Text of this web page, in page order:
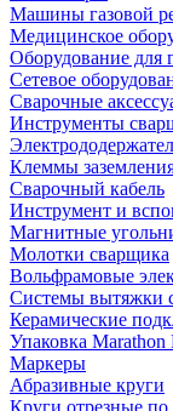
Машины газовой
Медицинское
Оборудование для
Сетевое
Сварочные
Инструменты
Клеммы
Сварочный кабель
Инструмент и
Магнитные
Молотки сварщика
Вольфрамовые
Системы вытяжки
Керамические
Упаковка Marathon
Маркеры
Абразивные круги
Круги отрезные по